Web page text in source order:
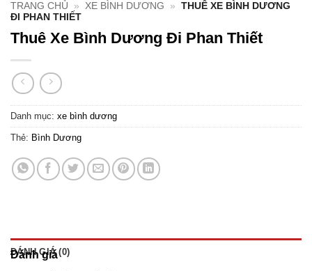
TRANG CHỦ » XE BÌNH DƯƠNG »
THUÊ XE BÌNH DƯƠNG
ĐI PHAN THIẾT
Thuê Xe Bình Dương Đi Phan Thiết
Danh mục: xe bình dương
Thẻ: Bình Dương
ĐÁNH GIÁ (0)
Đánh giá